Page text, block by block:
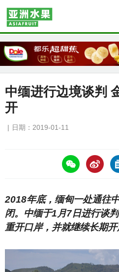
中缅进行边境谈判
开
日期：2019-01-11
https://asiafruitchina.net/
2018年底，缅甸一处通往
闭。中缅于1月7日进行谈
重开口岸，并就继续长期开